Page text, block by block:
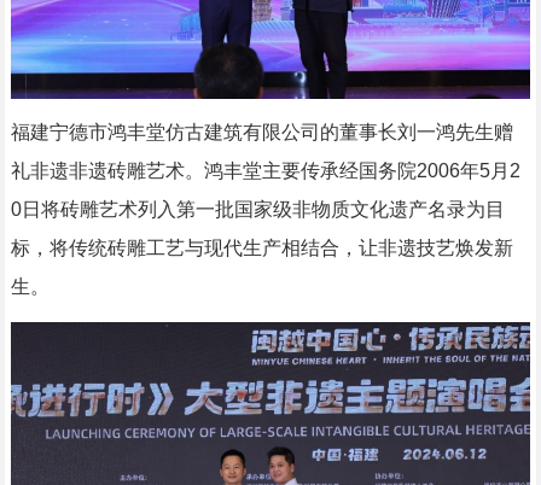
福建宁德市鸿丰堂仿古建筑有限公司的董事长刘一鸿先生赠
礼非遗非遗砖雕艺术。鸿丰堂主要传承经国务院2006年5月2
0日将砖雕艺术列入第一批国家级非物质文化遗产名录为目
标，将传统砖雕工艺与现代生产相结合，让非遗技艺焕发新
生。